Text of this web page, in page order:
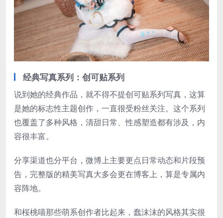
经典写真系列：创可贴系列
说到她的经典作品，就不得不提创可贴系列写真，这算
是她的标志性主题创作，一直很受粉丝关注。这个系列
也覆盖了多种风格，清甜日常、性感塑造都有涉及，内
容很丰富。
分享渠道也分平台，微博上主要更点日常动态和片段预
告，完整版的精美写真大多会更在博客上，算是专属内
容阵地。
和桜桃喵那些萌系创作者比起来，蠢沫沫的风格其实很